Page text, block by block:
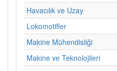
Havacılık ve Uzay
Lokomotifler
Makine Mühendisliği
Makine ve Teknolojileri